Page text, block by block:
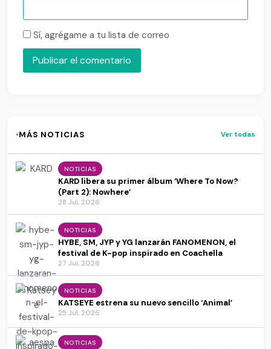
Sí, agrégame a tu lista de correo
·MÁS NOTICIAS Ver todas
NOTICIAS
KARD libera su primer álbum ‘Where To Now?
(Part 2): Nowhere’
28 Jul, 2026
NOTICIAS
HYBE, SM, JYP y YG lanzarán FANOMENON, el
festival de K-pop inspirado en Coachella
27 Jul, 2026
NOTICIAS
KATSEYE estrena su nuevo sencillo ‘Animal’
25 Jul, 2026
NOTICIAS